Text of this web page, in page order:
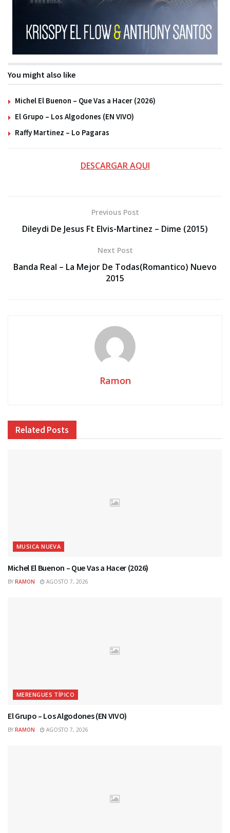
You might also like
Michel El Buenon – Que Vas a Hacer (2026)
El Grupo – Los Algodones (EN VIVO)
Raffy Martinez – Lo Pagaras
DESCARGAR AQUI
Previous Post
Dileydi De Jesus Ft Elvis-Martinez – Dime (2015)
Next Post
Banda Real – La Mejor De Todas(Romantico) Nuevo
2015
Ramon
Related Posts
MUSICA NUEVA
Michel El Buenon – Que Vas a Hacer (2026)
BY RAMON AGOSTO 7, 2026
MERENGUES TÍPICO
El Grupo – Los Algodones (EN VIVO)
BY RAMON AGOSTO 7, 2026